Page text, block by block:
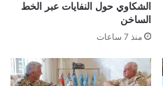
الشكاوي حول النفايات عبر الخط
الساخن
منذ 7 ساعات